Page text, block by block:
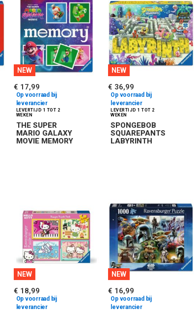
NEW
THE SUPER
MARIO GALAXY
MOVIE MEMORY
€ 17,99
Op voorraad bij
leverancier
NEW
SPONGEBOB
SQUAREPANTS
LABYRINTH
€ 36,99
Op voorraad bij
leverancier
NEW
€ 18,99
Op voorraad bij
leverancier
NEW
€ 16,99
Op voorraad bij
leverancier